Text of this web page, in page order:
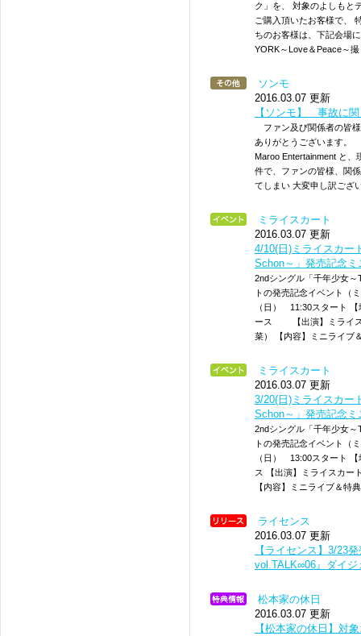
ク」を、 対象のよしもと
ご購入頂いたお客様で、
ちのお客様は、下記会場
YORK～Love＆Peace～
ソンモ
2016.03.07 更新
【ソンモ】 事故に
ファン及び関係者の皆
ありがとうございます。
Maroo Entertainment と、
件で、ファンの皆様、関
てしまい 大変申し訳ご
ミライスカート
2016.03.07 更新
4/10(日)ミライスカー
Schon～」発売記念
2ndシングル「千年少女
トの発売記念イベント（
（日） 11:30スタート
ース 【出演】ミライス
菜） 【内容】ミニライブ
ミライスカート
2016.03.07 更新
3/20(日)ミライスカー
Schon～」発売記念
2ndシングル「千年少女
トの発売記念イベント（
（日） 13:00スタート
ス 【出演】ミライスカー
【内容】ミニライブ＆特
ライセンス
2016.03.07 更新
【ライセンス】3/23
vol.TALK∞06​』ダイジ
松本家の休日
2016.03.07 更新
【松本家の休日】対